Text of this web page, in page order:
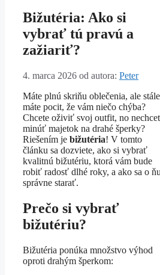
Bižutéria: Ako si
vybrať tú pravú a
zažiariť?
4. marca 2026 od autora: Peter
Máte plnú skriňu oblečenia, ale stále
máte pocit, že vám niečo chýba?
Chcete oživiť svoj outfit, no
minúť majetok na drahé šperky?
Riešením je bižutéria! V tomto
článku sa dozviete, ako si vybrať
kvalitnú bižutériu, ktorá vám bude
robiť radosť dlhé roky, a ako sa o ňu
správne starať.
Prečo si vybrať
bižutériu?
Bižutéria ponúka množstvo výhod
oproti drahým šperkom: